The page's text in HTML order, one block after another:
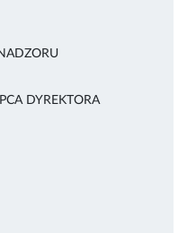
DYREKTORA